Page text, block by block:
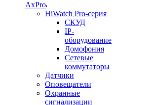
AxPro
HiWatch Pro-серия
CКУД
IP-
оборудование
Домофония
Сетевые
коммутаторы
Датчики
Оповещатели
Охранные
сигнализации